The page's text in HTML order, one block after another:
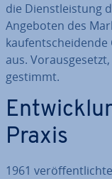
die Dienst­leis­tung
Angeboten des
aus.
ge­stimmt.
Praxis
1961